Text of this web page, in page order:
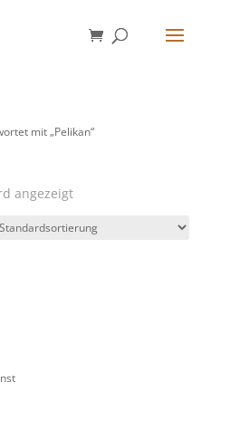
mit „Pelikan“
angezeigt